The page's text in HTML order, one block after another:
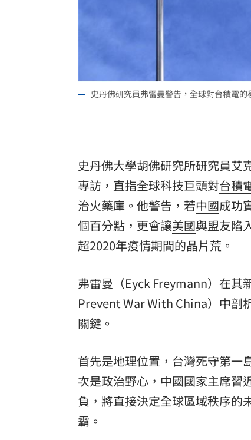
8國球員齊聚高雄 Formosa 7s掀足球
理想混蛋號召粉絲跨海追星吃美食！
史丹佛研究員弗雷曼警告，全球對台積電
史丹佛大學胡佛研究所研究員艾
專訪，直指全球科技巨頭對台積
治火藥庫。他警告，若中國成功
個百分點，更會讓美國與盟友陷
超2020年疫情期間的晶片荒。
弗雷曼（Eyck Freymann）在其
Prevent War With China）中剖
關鍵。
首先是地理位置，台灣死守第一
次是政治野心，中國國家主席習
負，將直接決定全球區域秩序的
霸。